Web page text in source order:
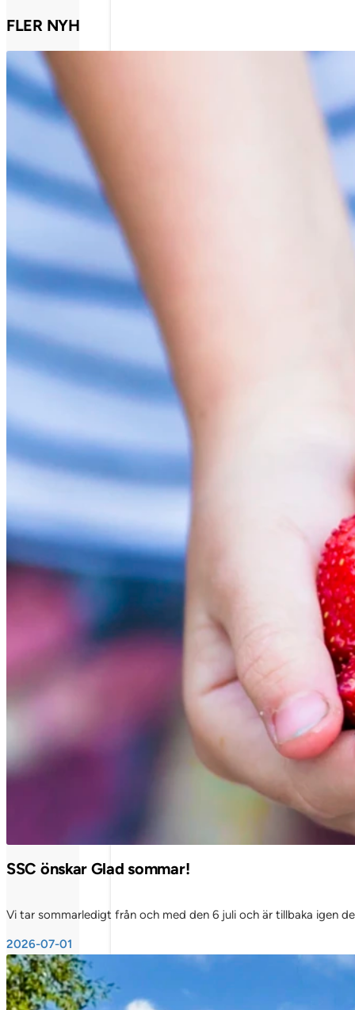
Solid massiva träglaspartier
Solid Säkerhet
T-serien massiva träglaspartier
FLER NYHETSINLÄGG
SSC önskar Glad sommar!
Vi tar sommarledigt från och med den 6 juli och är tillbaka igen
2026-07-01